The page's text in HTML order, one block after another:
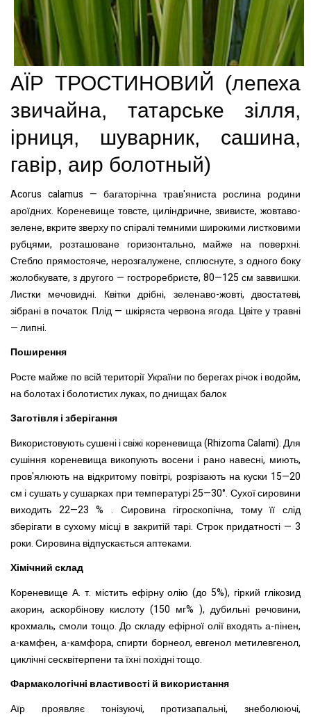
АЇР ТРОСТИНОВИЙ (лепеха
звичайна, татарське зілля,
ірниця, шуварник, сашина,
гавір, аир болотный)
Acorus calamus — багаторічна трав'яниста рослина родини
ароїдних. Кореневище товсте, циліндричне, звивисте, жовтаво-
зелене, вкрите зверху по спіралі темними широкими листковими
рубцями, розташоване горизонтально, майже на поверхні.
Стебло прямостояче, нерозгалужене, сплюснуте, з одного боку
жолобкувате, з другого — гостроребристе, 80—125 см заввишки.
Листки мечовидні. Квітки дрібні, зеленаво-жовті, двостатеві,
зібрані в початок. Плід — шкіряста червона ягода. Цвітеу травні
— липні.
Поширення
Росте майже по всій території України по берегахрічок і водойм,
на болотах і болотистих луках, по днищах балок
Заготівля і зберігання
Використовують сушені і свіжі кореневища (RhizomaCalami).Для
сушіння кореневища викопують восени і рано навесні, миють,
пров'ялюють на відкритому повітрі, розрізають на куски 15—20
см і сушать у сушарках при температурі 25—30°. Сухої сировини
виходить 22—23 % . Сировина гігроскопічна, тому її слід
зберігати в сухому місці в закритій тарі. Строк придатності — 3
роки. Сировина відпускається аптеками.
Хімічний склад
Кореневище А. т. містить ефірну олію (до 5%), гіркий глікозид
акорин, аскорбінову кислоту (150 мг% ), дубильні речовини,
крохмаль, смоли тощо. До складу ефірної олії входять а-пінен,
а-камфен, а-камфора, спирти борнеол, евгенол метилевгенол,
циклічні сесквітерпени та їхні похідні тощо.
Фармакологічні властивості й використання
Аїр проявляє тонізуючі, протизапальні, знеболюючі,